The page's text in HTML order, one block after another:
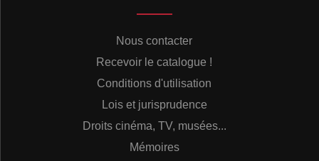
Nous contacter
Recevoir le catalogue !
Conditions d'utilisation
Lois et jurisprudence
Droits cinéma, TV, musées...
Mémoires